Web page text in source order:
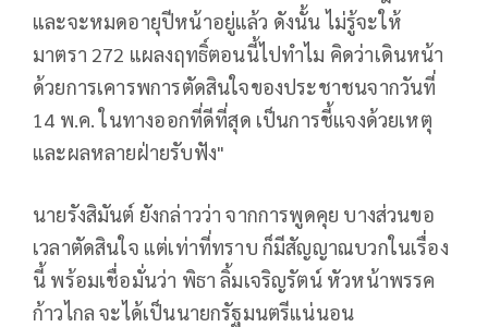
และจะหมดอายุปีหน้าอยู่แล้ว ดังนั้น ไม่รู้จะให้
มาตรา 272 แผลงฤทธิ์ตอนนี้ไปทำไม คิดว่าเดินหน้า
ด้วยการเคารพการตัดสินใจของประชาชนจากวันที่
14 พ.ค. ในทางออกที่ดีที่สุด เป็นการชี้แจงด้วยเหตุ
และผลหลายฝ่ายรับฟัง"
นายรังสิมันต์ ยังกล่าวว่า จากการพูดคุย บางส่วนขอ
เวลาตัดสินใจ แต่เท่าที่ทราบ ก็มีสัญญาณบวกในเรื่อง
นี้ พร้อมเชื่อมั่นว่า พิธา ลิ้มเจริญรัตน์ หัวหน้าพรรค
ก้าวไกล จะได้เป็นนายกรัฐมนตรีแน่นอน